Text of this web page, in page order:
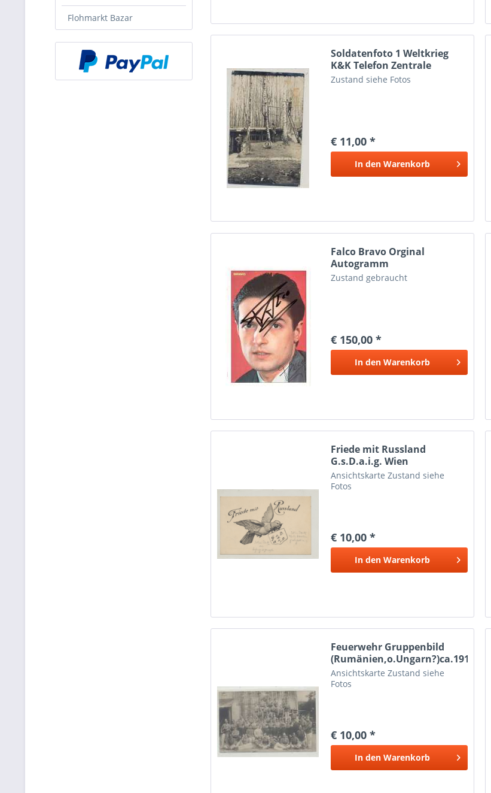
Flohmarkt Bazar
Soldatenfoto 1 Weltkrieg
K&K Telefon Zentrale
Zustand siehe Fotos
€ 11,00 *
In den Warenkorb
Falco Bravo Orginal
Autogramm
Zustand gebraucht
€ 150,00 *
In den Warenkorb
Friede mit Russland
G.s.D.a.i.g. Wien
Ansichtskarte Zustand siehe
Fotos
€ 10,00 *
In den Warenkorb
Feuerwehr Gruppenbild
(Rumänien,o.Ungarn?)ca.1910
Ansichtskarte Zustand siehe
Fotos
€ 10,00 *
In den Warenkorb